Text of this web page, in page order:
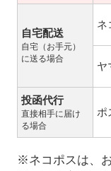
自宅配送
自宅（お手元）
に送る場合
ネ
ヤ
投函代行
直接相手に届け
る場合
ポ
※ネコポスは、